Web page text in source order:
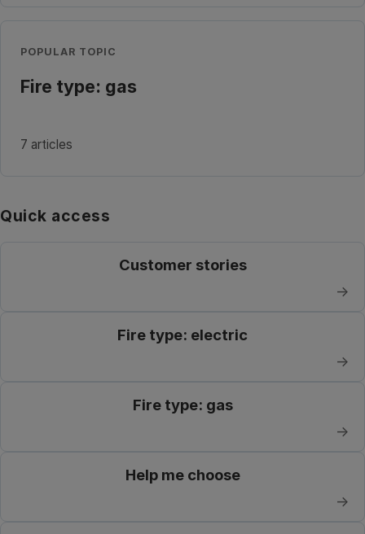
POPULAR TOPIC
Fire type: gas
7 articles
Quick access
Customer stories
→
Fire type: electric
→
Fire type: gas
→
Help me choose
→